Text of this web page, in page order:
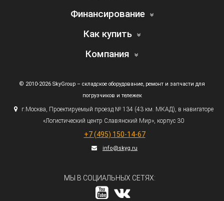
Финансирование
Как купить
Компания
© 2010-2026 SkyGroup – складское оборудование, ремонт и запчасти для
погрузчиков и тележек
г.Москва, Проектируемый проезд № 134 (43км. МКАД), в навигаторе
«Логистический центр Славянский Мир», корпус 30
+7 (495) 150-14-67
info@skyg.ru
МЫ В СОЦИАЛЬНЫХ СЕТЯХ: